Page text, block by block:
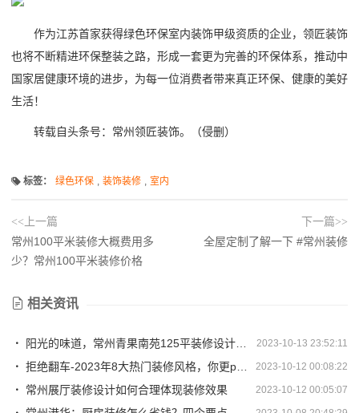
作为江苏首家获得绿色环保室内装饰甲级资质的企业，领匠装饰
也将不断精进环保整装之路，形成一套更为完善的环保体系，推动中
国家居健康环境的进步，为每一位消费者带来真正环保、健康的美好
生活！
转载自头条号：常州领匠装饰。（侵删）
标签： 绿色环保 , 装饰装修 , 室内
<<上一篇
常州100平米装修大概费用多
少？常州100平米装修价格
下一篇>>
全屋定制了解一下 #常州装修
相关资讯
2023-10-13 23:52:11
阳光的味道，常州青果南苑125平装修设计，美式乡村风格自由怀旧
2023-10-12 00:08:22
拒绝翻车-2023年8大热门装修风格，你更pick哪款?
2023-10-12 00:05:07
常州展厅装修设计如何合理体现装修效果